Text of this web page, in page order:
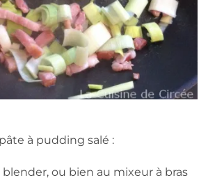
à pudding salé :
ou bien au mixeur à bras